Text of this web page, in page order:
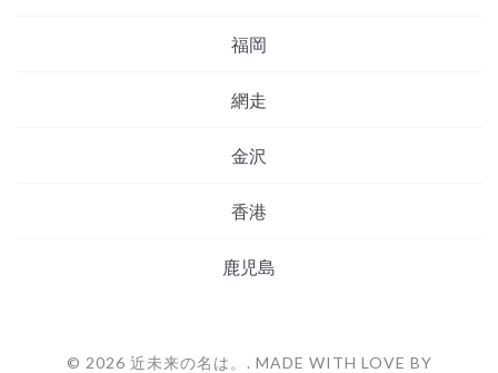
福岡
網走
金沢
香港
鹿児島
© 2026 近未来の名は。. MADE WITH LOVE BY